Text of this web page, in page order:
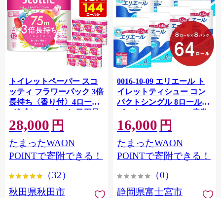
トイレットペーパー スコ
ッティ フラワーパック 3倍
長持ち〈香り付〉4ロール
(ダブル)×12パック 日用品
最短翌日発送 [スコッティ
フラワーパック トイレッ
トペーパー 日本製紙クレ
シア] 秋田県秋田市
28,000 円
たまったWAON
POINTで寄附できる！
（32）
秋田県秋田市
0016-10-09 エリエール ト
イレットティシュー コン
パクトシングル 8ロール×8
パック 64ロール 1.5倍巻
82.5m トイレットペーパー
シングル パルプ100％ 香り
つき 日用品 消耗品 備蓄
16,000 円
たまったWAON
POINTで寄附できる！
（0）
静岡県富士宮市